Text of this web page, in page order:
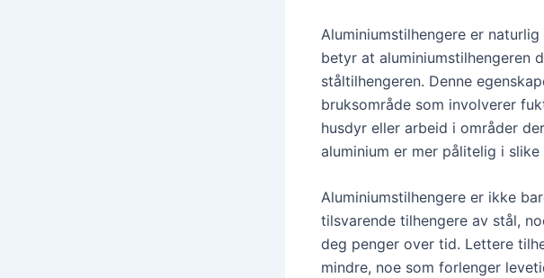
Aluminiumstilhengere er
betyr at aluminiumstilhengeren
ståltilhengeren. Denne
bruksområde som involverer
husdyr eller arbeid i områder
aluminium er mer pålitelig i slike
Aluminiumstilhengere er ikke
tilsvarende tilhengere av stål,
deg penger over tid. Lettere
mindre, noe som forlenger